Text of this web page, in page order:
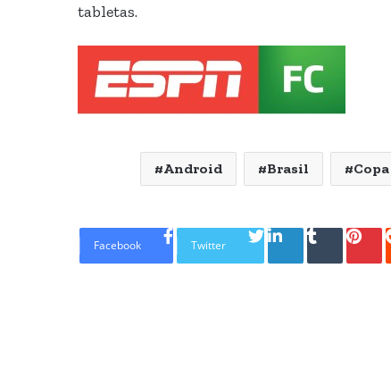
tabletas.
Android Brasil
Facebook Twitter LinkedIn
Tumblr